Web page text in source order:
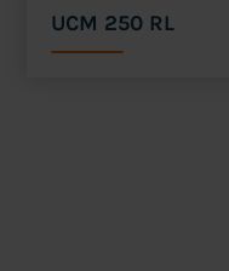
UCM 250 RL